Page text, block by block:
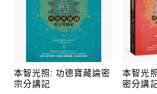
由於我們不明瞭萬法無自性，因
了自他的分別，為自己帶來很多
如幻八喻，了悟萬法無自性，減
麼煩惱，痛苦也會逐漸減少。因
減少內心的煩惱、痛苦，而獲致
本智光照: 功德寶藏論密
宗分講記
本智光
密分講